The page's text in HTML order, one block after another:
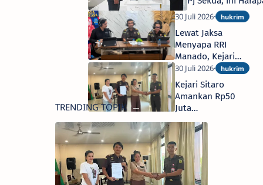
Lewat Jaksa
Menyapa RRI
Manado, Kejari
Sitaro Edukasi
Masyarakat
Terkait "Kumpul
Kebo" dalam
KUHP Nasional
Kejari Sitaro
Amankan Rp50
Juta
Pengembalian
Kasus Korupsi
RKB SMAN 1 Siau
Timur
TRENDING TOPIK